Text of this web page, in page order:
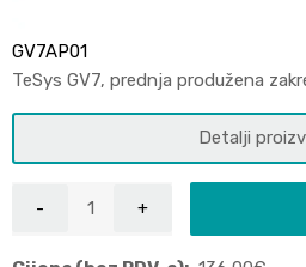
GV7AP01
TeSys GV7, prednja produžena
Detalji